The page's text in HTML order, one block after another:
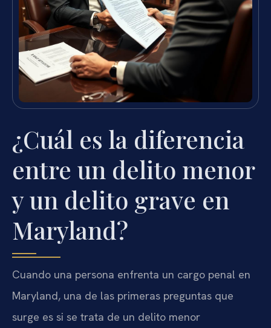
¿Cuál es la diferencia
entre un delito menor
y un delito grave en
Maryland?
Cuando una persona enfrenta un cargo penal en
Maryland, una de las primeras preguntas que
surge es si se trata de un delito menor